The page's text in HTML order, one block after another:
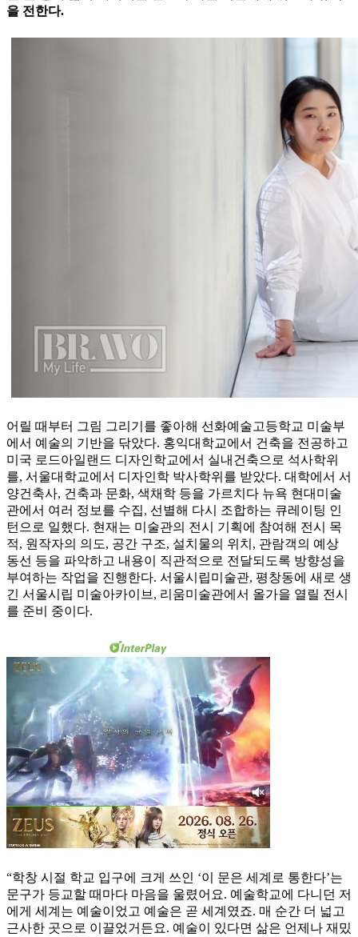
을 전한다.
어릴 때부터 그림 그리기를 좋아해 선화예술고등학교 미술부
에서 예술의 기반을 닦았다. 홍익대학교에서 건축을 전공하고
미국 로드아일랜드 디자인학교에서 실내건축으로 석사학위
를, 서울대학교에서 디자인학 박사학위를 받았다. 대학에서 서
양건축사, 건축과 문화, 색채학 등을 가르치다 뉴욕 현대미술
관에서 여러 정보를 수집, 선별해 다시 조합하는 큐레이팅 인
턴으로 일했다. 현재는 미술관의 전시 기획에 참여해 전시 목
적, 원작자의 의도, 공간 구조, 설치물의 위치, 관람객의 예상
동선 등을 파악하고 내용이 직관적으로 전달되도록 방향성을
부여하는 작업을 진행한다. 서울시립미술관, 평창동에 새로 생
긴 서울시립 미술아카이브, 리움미술관에서 올가을 열릴 전시
를 준비 중이다.
“학창 시절 학교 입구에 크게 쓰인 ‘이 문은 세계로 통한다’는
문구가 등교할 때마다 마음을 울렸어요. 예술학교에 다니던 저
에게 세계는 예술이었고 예술은 곧 세계였죠. 매 순간 더 넓고
근사한 곳으로 이끌었거든요. 예술이 있다면 삶은 언제나 재밌